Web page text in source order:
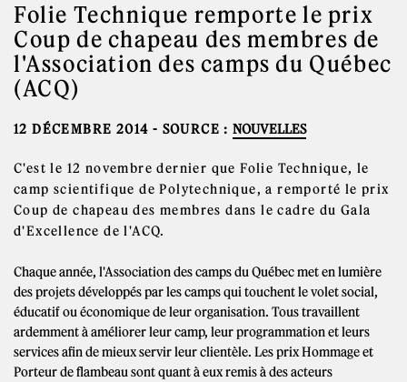
Folie Technique remporte le prix
Coup de chapeau des membres de
l'Association des camps du Québec
(ACQ)
12 DÉCEMBRE 2014 - SOURCE :NOUVELLES
C'est le 12 novembre dernier que Folie Technique, le
camp scientifique de Polytechnique, a remporté le prix
Coup de chapeau des membres dans le cadre du Gala
d'Excellence de l'ACQ.
Chaque année, l'Association des camps du Québec met en lumière
des projets développés par les camps qui touchent le volet social,
éducatif ou économique de leur organisation. Tous travaillent
ardemment à améliorer leur camp, leur programmation et leurs
services afin de mieux servir leur clientèle. Les prix Hommage et
Porteur de flambeau sont quant à eux remis à des acteurs